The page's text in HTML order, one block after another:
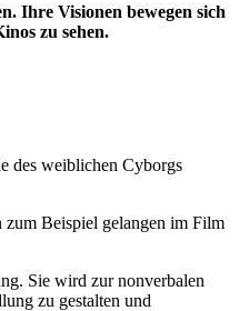
Ihre Visionen bewegen sich
zu sehen.
des weiblichen Cyborgs
zum Beispiel gelangen im Film
Sie wird zur nonverbalen
zu gestalten und